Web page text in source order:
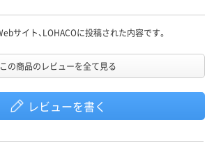
サイト、LOHACOに投稿された内容です。
この商品のレビューを全て見る
レビューを書く